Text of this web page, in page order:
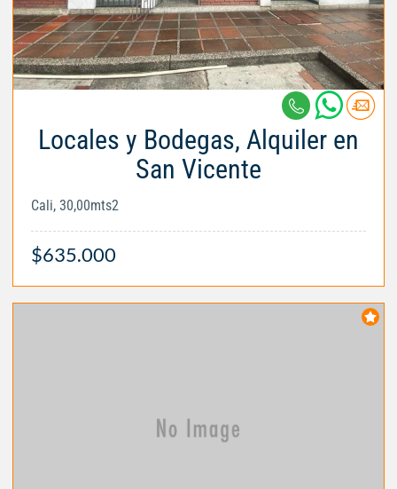
Locales y Bodegas, Alquiler en
San Vicente
Cali, 30,00mts2
$635.000